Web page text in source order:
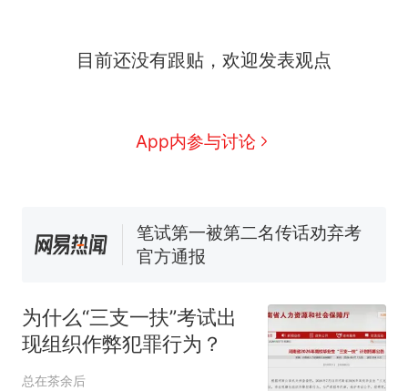
目前还没有跟贴，欢迎发表观点
App内参与讨论
么？
协会回应
男子上山采菌偶然发现鸡枞菌
窝，原地守1天等它长大：挖了
来源：参考消息）
笔试第一被第二名传话劝弃考
官方通报
因老师一句“跟我回家”改写了
人生
为什么“三支一扶”考试出
现组织作弊犯罪行为？
总在茶余后